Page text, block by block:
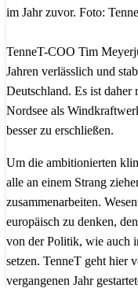
im Jahr zuvor. Foto:
TenneT-COO Tim
Jahren verlässlich und
Deutschland. Es ist
Nordsee als
besser zu erschließen.
Um die ambitionierten
alle an einem Strang
zusammenarbeiten.
europäisch zu denken,
von der Politik, wie auch
setzen. TenneT geht hier
vergangenen Jahr